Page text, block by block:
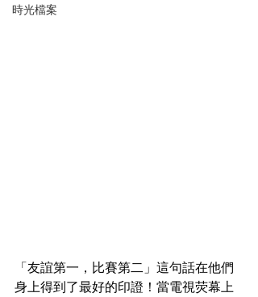
時光檔案
「友誼第一，比賽第二」這句話在他們
身上得到了最好的印證！當電視荧幕上